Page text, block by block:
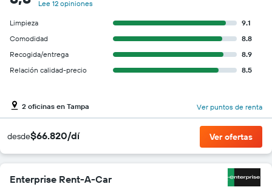
Lee 12 opiniones
Limpieza
9.1
Comodidad
8.8
Recogida/entrega
8.9
Relación calidad-precio
8.5
2 oficinas en Tampa Ver puntos de renta
desde$66.820/dí Ver ofertas
Enterprise Rent-A-Car